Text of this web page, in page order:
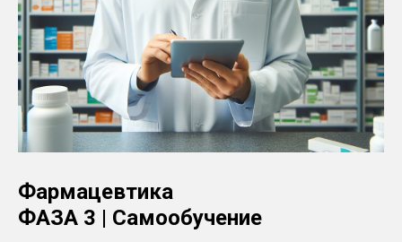
Фармацевтика
ФАЗА 3 | Самообучение